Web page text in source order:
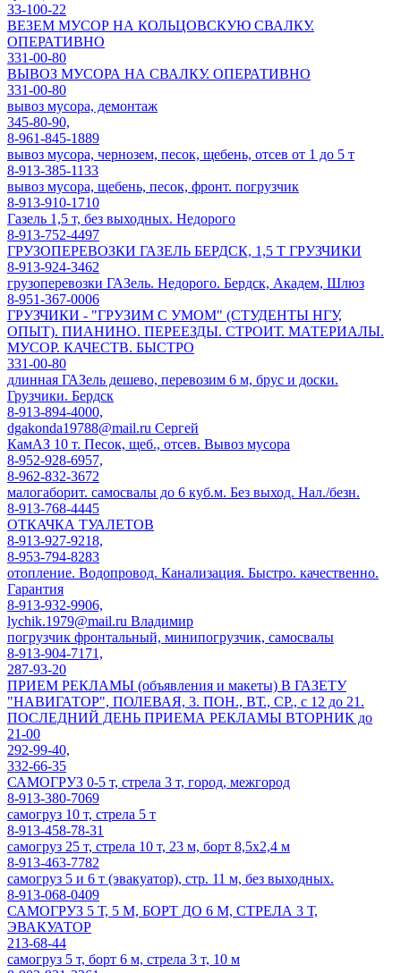
33-100-22
ВЕЗЕМ МУСОР НА КОЛЬЦОВСКУЮ СВАЛКУ.
ОПЕРАТИВНО
331-00-80
ВЫВОЗ МУСОРА НА СВАЛКУ. ОПЕРАТИВНО
331-00-80
вывоз мусора, демонтаж
345-80-90,
8-961-845-1889
вывоз мусора, чернозем, песок, щебень, отсев от 1 до 5 т
8-913-385-1133
вывоз мусора, щебень, песок, фронт. погрузчик
8-913-910-1710
Газель 1,5 т, без выходных. Недорого
8-913-752-4497
ГРУЗОПЕРЕВОЗКИ ГАЗЕЛЬ БЕРДСК, 1,5 Т ГРУЗЧИКИ
8-913-924-3462
грузоперевозки ГАЗель. Недорого. Бердск, Академ, Шлюз
8-951-367-0006
ГРУЗЧИКИ - "ГРУЗИМ С УМОМ" (СТУДЕНТЫ НГУ,
ОПЫТ). ПИАНИНО. ПЕРЕЕЗДЫ. СТРОИТ. МАТЕРИАЛЫ.
МУСОР. КАЧЕСТВ. БЫСТРО
331-00-80
длинная ГАЗель дешево, перевозим 6 м, брус и доски.
Грузчики. Бердск
8-913-894-4000,
dgakonda19788@mail.ru Сергей
КамАЗ 10 т. Песок, щеб., отсев. Вывоз мусора
8-952-928-6957,
8-962-832-3672
малогаборит. самосвалы до 6 куб.м. Без выход. Нал./безн.
8-913-768-4445
ОТКАЧКА ТУАЛЕТОВ
8-913-927-9218,
8-953-794-8283
отопление. Водопровод. Канализация. Быстро. качественно.
Гарантия
8-913-932-9906,
lychik.1979@mail.ru Владимир
погрузчик фронтальный, минипогрузчик, самосвалы
8-913-904-7171,
287-93-20
ПРИЕМ РЕКЛАМЫ (объявления и макеты) В ГАЗЕТУ
"НАВИГАТОР", ПОЛЕВАЯ, 3. ПОН., ВТ., СР., с 12 до 21.
ПОСЛЕДНИЙ ДЕНЬ ПРИЕМА РЕКЛАМЫ ВТОРНИК до
21-00
292-99-40,
332-66-35
САМОГРУЗ 0-5 т, стрела 3 т, город, межгород
8-913-380-7069
самогруз 10 т, стрела 5 т
8-913-458-78-31
самогруз 25 т, стрела 10 т, 23 м, борт 8,5x2,4 м
8-913-463-7782
самогруз 5 и 6 т (эвакуатор), стр. 11 м, без выходных.
8-913-068-0409
САМОГРУЗ 5 Т, 5 М, БОРТ ДО 6 М, СТРЕЛА 3 Т,
ЭВАКУАТОР
213-68-44
самогруз 5 т, борт 6 м, стрела 3 т, 10 м